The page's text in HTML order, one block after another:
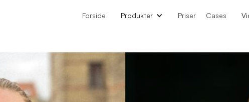
Forside Produkter Priser Cases